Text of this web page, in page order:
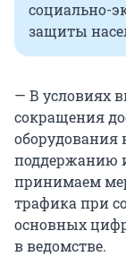
социально-
защиты
— В условиях
сокращения
оборудования
поддержанию
принимаем
трафика при
основных
в ведомстве.